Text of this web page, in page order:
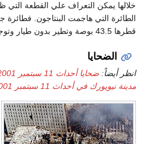
خلالها يمكن التعراف علي القطعة
الطائرة التي هاجمت البنتاجون. فطائرة
قطرها 43.5 بوصة وتطير بدون طيار وتوجهها الأقمار الصناعية.
الضحايا
انظر أيضاً: ضحايا أحداث 11 سبتمبر 2001
مدينة نيويورك في أحداث 11 سبتمبر 2001